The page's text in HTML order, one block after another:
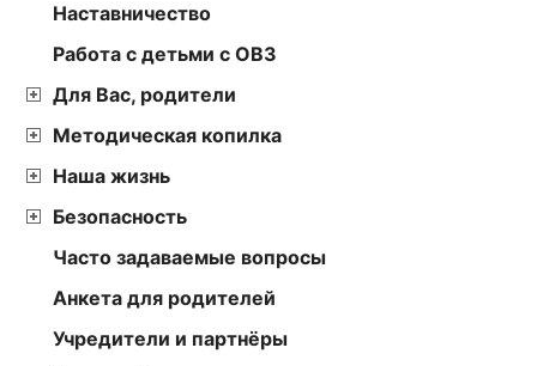
Наставничество
Работа с детьми с ОВЗ
Для Вас, родители
Методическая копилка
Наша жизнь
Безопасность
Часто задаваемые вопросы
Анкета для родителей
Учредители и партнёры